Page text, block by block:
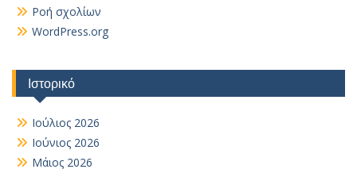
Ροή σχολίων
WordPress.org
Ιστορικό
Ιούλιος 2026
Ιούνιος 2026
Μάιος 2026